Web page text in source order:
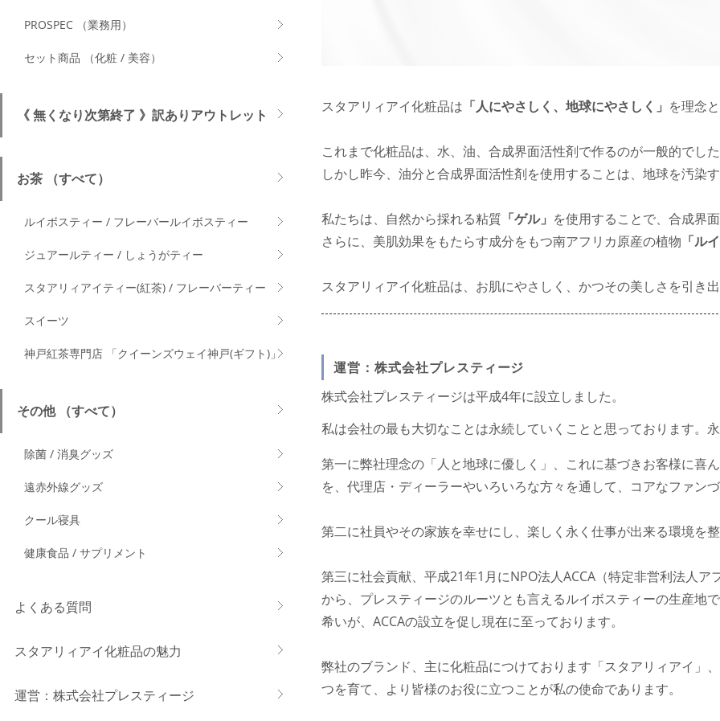
スタアリィアイ化粧品は 「人にやさしく、地球にやさしく」 を理念
これまで化粧品は、水、油、合成界面活性剤で作るのが一般的でした
しかし昨今、油分と合成界面活性剤を使用することは、地球を汚染
私たちは、自然から採れる粘質 「ゲル」 を使用することで、合成界
さらに、美肌効果をもたらす成分をもつ南アフリカ原産の植物 「ル
スタアリィアイ化粧品は、お肌にやさしく、かつその美しさを引き
運営：株式会社プレスティージ
株式会社プレスティージは平成4年に設立しました。
私は会社の最も大切なことは永続していくことと思っております。
第一に弊社理念の「人と地球に優しく」、これに基づきお客様に喜
を、代理店・ディーラーやいろいろな方々を通して、コアなファンづ
第二に社員やその家族を幸せにし、楽しく永く仕事が出来る環境を整
第三に社会貢献、平成21年1月にNPO法人ACCA（特定非営利法人
から、プレスティージのルーツとも言えるルイボスティーの生産地
希いが、ACCAの設立を促し現在に至っております。
弊社のブランド、主に化粧品につけております「スタアリィアイ」
つを育て、より皆様のお役に立つことが私の使命であります。
PROSPEC （業務用）
セット商品 （化粧 / 美容）
《 無くなり次第終了 》訳ありアウトレット
お茶 （すべて）
ルイボスティー / フレーバールイボスティー
ジュアールティー / しょうがティー
スタアリィアイティー(紅茶) / フレーバーティー
スイーツ
神戸紅茶専門店 「クイーンズウェイ神戸(ギフト)」
その他 （すべて）
除菌 / 消臭グッズ
遠赤外線グッズ
クール寝具
健康食品 / サプリメント
よくある質問
スタアリィアイ化粧品の魅力
運営：株式会社プレスティージ